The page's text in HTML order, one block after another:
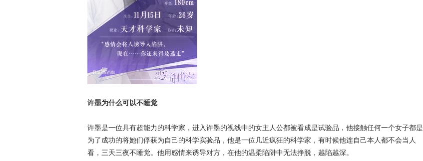
许墨为什么可以不睡觉
许墨是一位具有超能力的科学家，进入许墨的视线中的女主人公都被看成是试验品，他接触任何一个女子都是
为了成功的将她们俘获为自己的科学实验品，他是一位几近疯狂的科学家，有时候他连自己本人都不会当人
看，三天三夜不睡觉。他用感情来诱导对方，在他的温柔陷阱中无法挣脱，越陷越深。